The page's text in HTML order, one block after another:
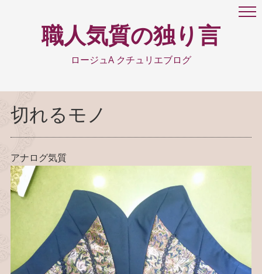
職人気質の独り言
ロージュA クチュリエブログ
切れるモノ
アナログ気質